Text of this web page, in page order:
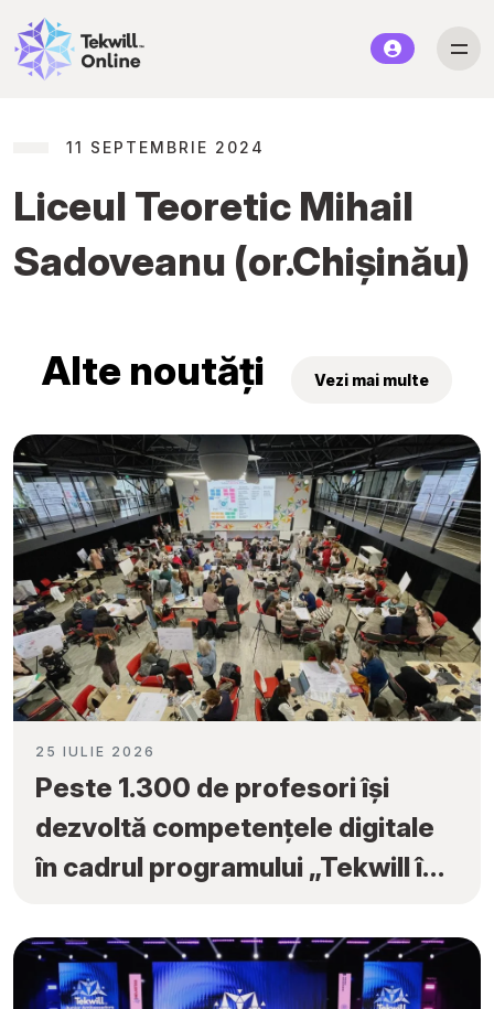
11 SEPTEMBRIE 2024
Liceul Teoretic Mihail
Sadoveanu (or.Chișinău)
Alte noutăți Vezi mai multe
25 IULIE 2026
Peste 1.300 de profesori își
dezvoltă competențele digitale
în cadrul programului „Tekwill în